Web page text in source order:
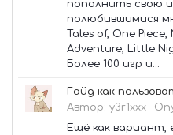
пополнить свою
полюбившимися
Tales of, One
Adventure, Little
Более 100 игр и...
Автор: y3r1xxx ·
Ещё как вариант,